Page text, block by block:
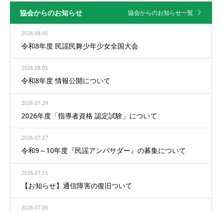
協会からのお知らせ 協会からのお知らせ一覧
2026.08.05
令和8年度 民謡民舞少年少女全国大会
2026.08.05
令和8年度 情報公開について
2026.07.29
2026年度「指導者資格 認定試験」について
2026.07.27
令和9～10年度『民謡アンバサダー』の募集について
2026.07.15
【お知らせ】通信障害の復旧ついて
2026.07.06